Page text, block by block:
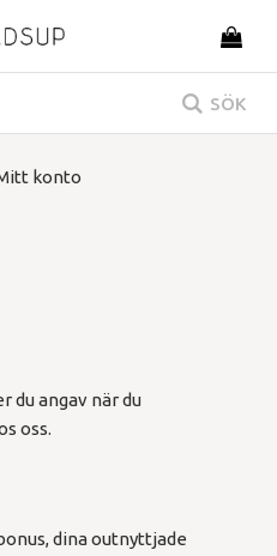
SÖK
konto
du angav när du
oss.
dina outnyttjade